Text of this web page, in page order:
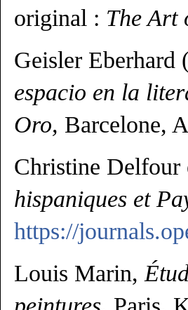
original : The Art
Geisler Eberhard
espacio en la
Oro, Barcelone,
Christine Delfour
hispaniques et
https://
Louis Marin,